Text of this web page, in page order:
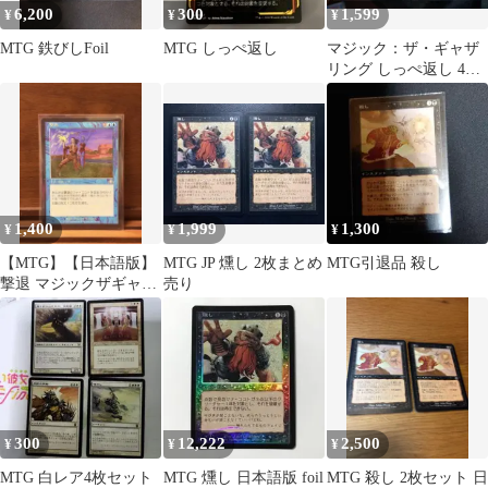
¥6,200
MTG 鉄びしFoil
¥300
MTG しっぺ返し
¥1,599
マジック：ザ・ギャザ
リング しっぺ返し 4枚
セット
¥ 1,400
【MTG】【日本語版】
撃退 マジックザギャザ
リング①
¥1,999
MTG JP 燻し 2枚まとめ
売り
¥ 1,300
MTG引退品 殺し
¥300
MTG 白レア4枚セット
¥ 12,222
MTG 燻し 日本語版 foil
¥2,500
MTG 殺し 2枚セット 日